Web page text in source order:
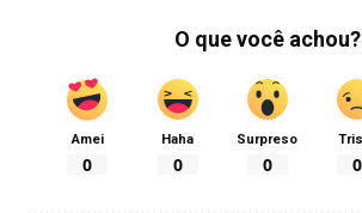
O que você achou?
Amei
0
Haha
0
Surpreso
0 0